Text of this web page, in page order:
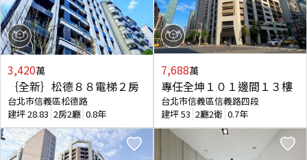
3,420萬
｛全新｝松德８８電梯２房
台北市信義區松德路
建坪28.83 2房2廳 0.8年
7,688萬
專任全坤１０１邊間１３樓
台北市信義區信義路四段
建坪53 2廳2衛 0.7年